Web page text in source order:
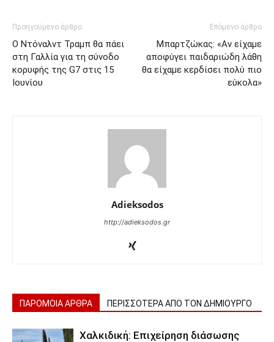
Προηγούμενο άρθρο
Ο Ντόναλντ Τραμπ θα πάει
στη Γαλλία για τη σύνοδο
κορυφής της G7 στις 15
Ιουνίου
Επόμενο άρθρο
Μπαρτζώκας: «Αν είχαμε
αποφύγει παιδαριώδη λάθη
θα είχαμε κερδίσει πολύ πιο
εύκολα»
Adieksodos
http://adieksodos.gr
ΠΑΡΟΜΟΙΑ ΑΡΘΡΑ ΠΕΡΙΣΣΟΤΕΡΑ ΑΠΟ ΤΟΝ ΔΗΜΙΟΥΡΓΟ
Χαλκιδική: Επιχείρηση διάσωσης